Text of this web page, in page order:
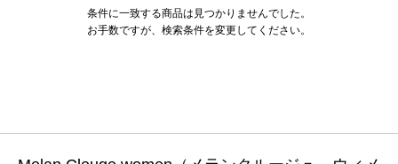
条件に一致する商品は見つかりませんでした。
お手数ですが、検索条件を変更してください。